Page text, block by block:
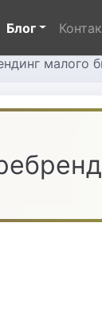
Блог
малого